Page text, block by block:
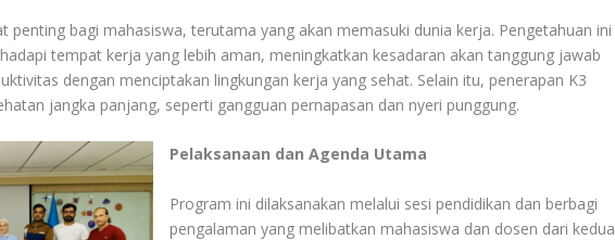
penting bagi mahasiswa, terutama yang akan memasuki dunia kerja. Pengetahuan ini
tempat kerja yang lebih aman, meningkatkan kesadaran akan tanggung jawab
dengan menciptakan lingkungan kerja yang sehat. Selain itu, penerapan K3
jangka panjang, seperti gangguan pernapasan dan nyeri punggung.
Pelaksanaan dan Agenda Utama
Program ini dilaksanakan melalui sesi pendidikan dan berbagi
pengalaman yang melibatkan mahasiswa dan dosen dari kedua